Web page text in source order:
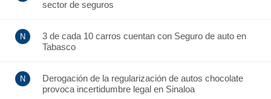
sector de seguros
3 de cada 10 carros cuentan con Seguro de auto en
Tabasco
Derogación de la regularización de autos chocolate
provoca incertidumbre legal en Sinaloa